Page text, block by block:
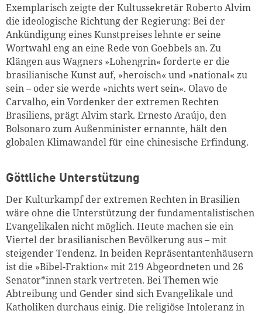
Exemplarisch zeigte der Kultussekretär Roberto Alvim
die ideologische Richtung der Regierung: Bei der
Ankündigung eines Kunstpreises lehnte er seine
Wortwahl eng an eine Rede von Goebbels an. Zu
Klängen aus Wagners »Lohengrin« forderte er die
brasilianische Kunst auf, »heroisch« und »national« zu
sein – oder sie werde »nichts wert sein«. Olavo de
Carvalho, ein Vordenker der extremen Rechten
Brasiliens, prägt Alvim stark. Ernesto Araújo, den
Bolsonaro zum Außenminister ernannte, hält den
globalen Klimawandel für eine chinesische Erfindung.
Göttliche Unterstützung
Der Kulturkampf der extremen Rechten in Brasilien
wäre ohne die Unterstützung der fundamentalistischen
Evangelikalen nicht möglich. Heute machen sie ein
Viertel der brasilianischen Bevölkerung aus – mit
steigender Tendenz. In beiden Repräsentantenhäusern
ist die »Bibel-Fraktion« mit 219 Abgeordneten und 26
Senator*innen stark vertreten. Bei Themen wie
Abtreibung und Gender sind sich Evangelikale und
Katholiken durchaus einig. Die religiöse Intoleranz in